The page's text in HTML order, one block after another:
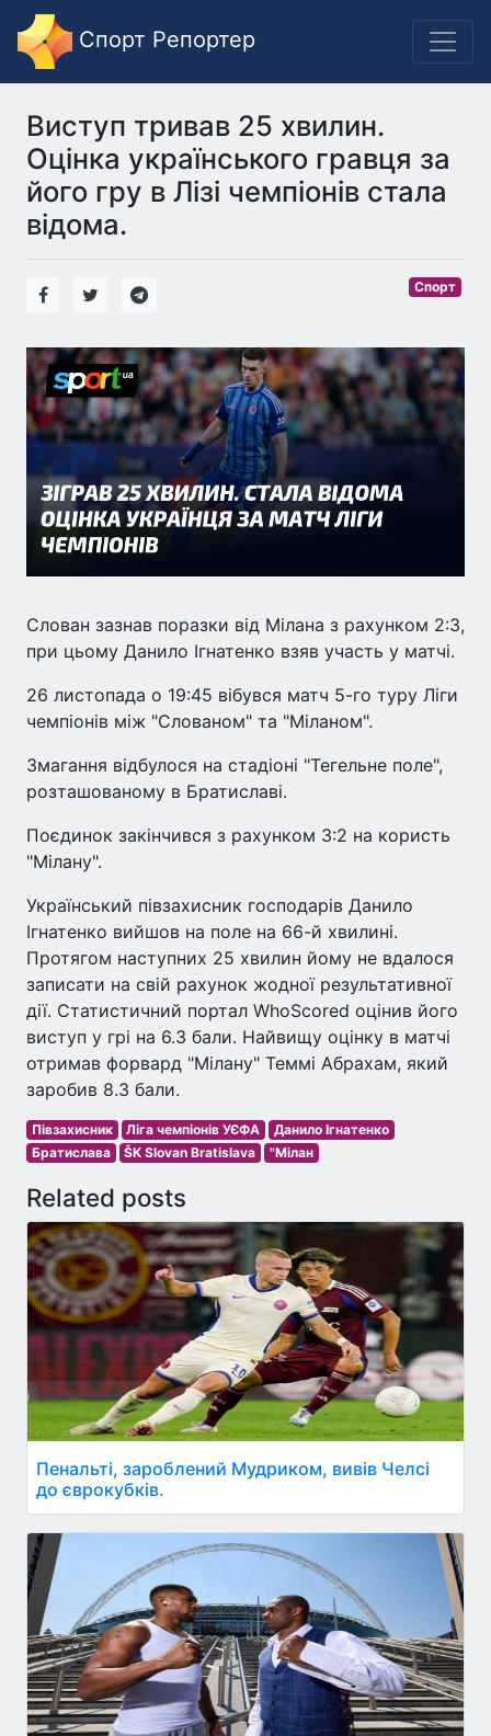
Спорт Репортер
Виступ тривав 25 хвилин.
Оцінка українського гравця за
його гру в Лізі чемпіонів стала
відома.
Спорт
Слован зазнав поразки від Мілана з рахунком 2:3,
при цьому Данило Ігнатенко взяв участь у матчі.
26 листопада о 19:45 вібувся матч 5-го туру Ліги
чемпіонів між "Слованом" та "Міланом".
Змагання відбулося на стадіоні "Тегельне поле",
розташованому в Братиславі.
Поєдинок закінчився з рахунком 3:2 на користь
"Мілану".
Український півзахисник господарів Данило
Ігнатенко вийшов на поле на 66-й хвилині.
Протягом наступних 25 хвилин йому не вдалося
записати на свій рахунок жодної результативної
дії. Статистичний портал WhoScored оцінив його
виступ у грі на 6.3 бали. Найвищу оцінку в матчі
отримав форвард "Мілану" Теммі Абрахам, який
заробив 8.3 бали.
Півзахисник Ліга чемпіонів УЄФА
Данило Ігнатенко
Братислава
ŠK Slovan Bratislava "Мілан
Related posts
Пенальті, зароблений Мудриком, вивів Челсі
до єврокубків.